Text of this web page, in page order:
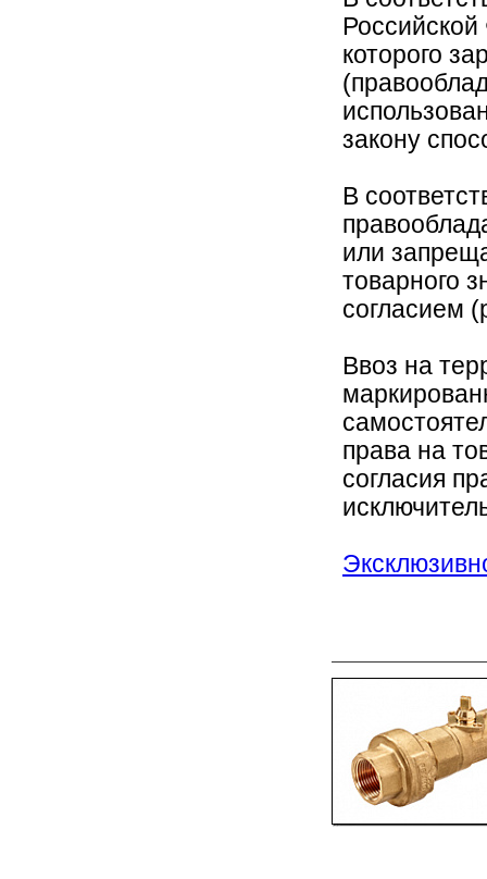
которого
закону
В
или
товарного
согласием
Ввоз на
права на
согласия